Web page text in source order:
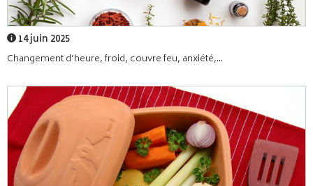
14 juin 2025
Changement d’heure, froid, couvre feu, anxiété,...